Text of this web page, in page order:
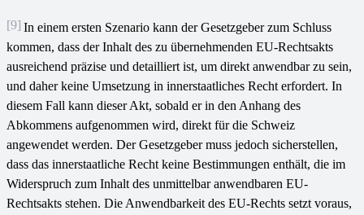
[9] In einem ersten Szenario kann der Gesetzgeber zum Schluss
kommen, dass der Inhalt des zu übernehmenden EU-Rechtsakts
ausreichend präzise und detailliert ist, um direkt anwendbar zu sein,
und daher keine Umsetzung in innerstaatliches Recht erfordert. In
diesem Fall kann dieser Akt, sobald er in den Anhang des
Abkommens aufgenommen wird, direkt für die Schweiz
angewendet werden. Der Gesetzgeber muss jedoch sicherstellen,
dass das innerstaatliche Recht keine Bestimmungen enthält, die im
Widerspruch zum Inhalt des unmittelbar anwendbaren EU-
Rechtsakts stehen. Die Anwendbarkeit des EU-Rechts setzt voraus,